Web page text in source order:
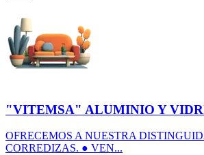
"VITEMSA" ALUMINIO Y
OFRECEMOS A NUESTRA
CORREDIZAS. ● VEN...